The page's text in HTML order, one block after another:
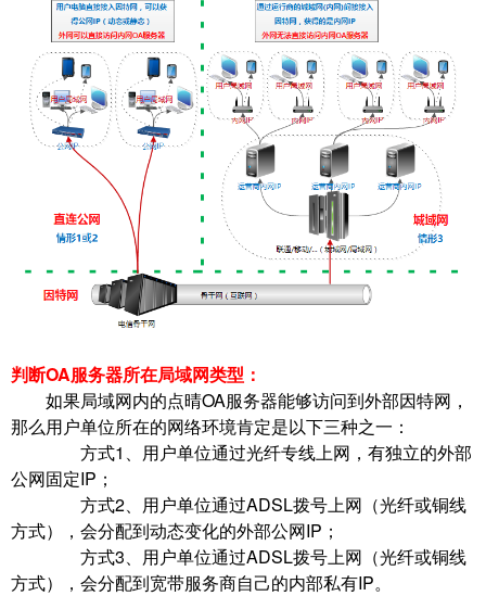
判断OA服务器所在局域网类型：
如果局域网内的点晴OA服务器能够访问到外部因特网，
那么用户单位所在的网络环境肯定是以下三种之一：
方式1、用户单位通过光纤专线上网，有独立的外部
公网固定IP；
方式2、用户单位通过ADSL拨号上网（光纤或铜线
方式），会分配到动态变化的外部公网IP；
方式3、用户单位通过ADSL拨号上网（光纤或铜线
方式），会分配到宽带服务商自己的内部私有IP。